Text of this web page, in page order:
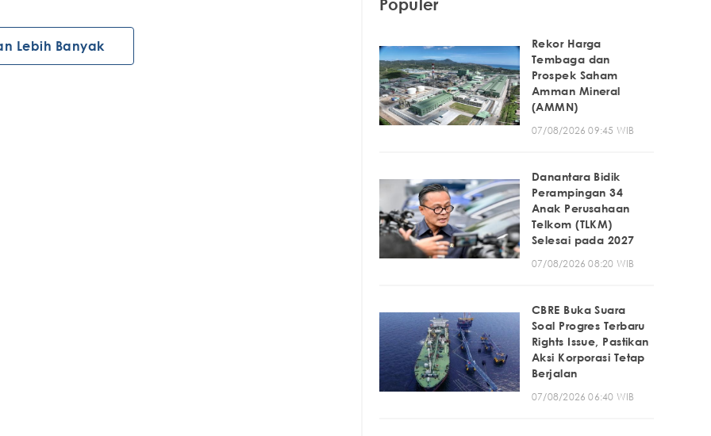
Lebih Banyak
Rekor Harga
Tembaga dan
Prospek Saham
Amman Mineral
(AMMN)
07/08/2026 09:45 WIB
Danantara Bidik
Perampingan 34
Anak Perusahaan
Telkom (TLKM)
Selesai pada 2027
07/08/2026 08:20 WIB
CBRE Buka Suara
Soal Progres Terbaru
Rights Issue, Pastikan
Aksi Korporasi Tetap
Berjalan
07/08/2026 06:40 WIB